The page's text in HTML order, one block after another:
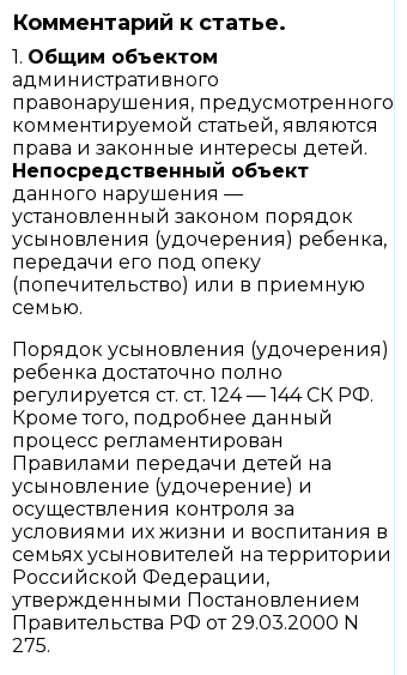
Комментарий к статье.
1. Общим объектом
административного
правонарушения, предусмотренного
комментируемой статьей, являются
права и законные интересы детей.
Непосредственный объект
данного нарушения —
установленный законом порядок
усыновления (удочерения) ребенка,
передачи его под опеку
(попечительство) или в приемную
семью.
Порядок усыновления (удочерения)
ребенка достаточно полно
регулируется ст. ст. 124 — 144 СК РФ.
Кроме того, подробнее данный
процесс регламентирован
Правилами передачи детей на
усыновление (удочерение) и
осуществления контроля за
условиями их жизни и воспитания в
семьях усыновителей на территории
Российской Федерации,
утвержденными Постановлением
Правительства РФ от 29.03.2000 N
275.